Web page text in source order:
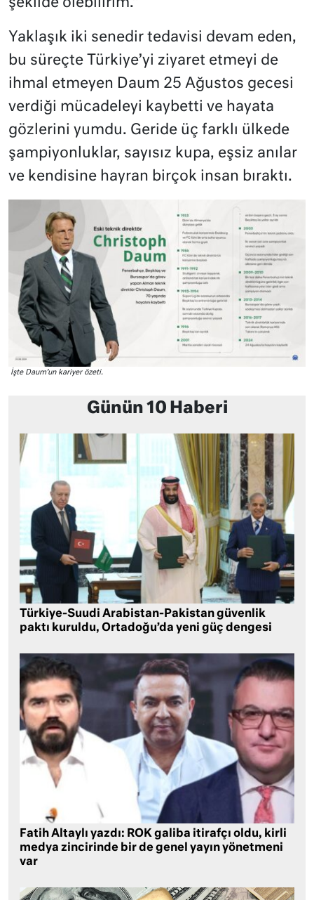
Yaklaşık iki senedir tedavisi devam eden,
bu süreçte Türkiye’yi ziyaret etmeyi de
ihmal etmeyen Daum 25 Ağustos gecesi
verdiği mücadeleyi kaybetti ve hayata
gözlerini yumdu. Geride üç farklı ülkede
şampiyonluklar, sayısız kupa, eşsiz anılar
ve kendisine hayran birçok insan bıraktı.
İşte Daum’un kariyer özeti.
Günün 10 Haberi
Türkiye-Suudi Arabistan-Pakistan güvenlik
paktı kuruldu, Ortadoğu’da yeni güç dengesi
Fatih Altaylı yazdı: ROK galiba itirafçı oldu, kirli
medya zincirinde bir de genel yayın yönetmeni
var